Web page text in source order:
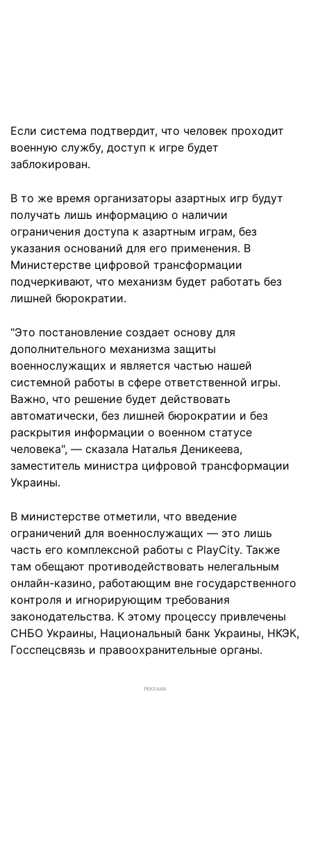
Если система подтвердит, что человек проходит
военную службу, доступ к игре будет
заблокирован.
В то же время организаторы азартных игр будут
получать лишь информацию о наличии
ограничения доступа к азартным играм, без
указания оснований для его применения. В
Министерстве цифровой трансформации
подчеркивают, что механизм будет работать без
лишней бюрократии.
"Это постановление создает основу для
дополнительного механизма защиты
военнослужащих и является частью нашей
системной работы в сфере ответственной игры.
Важно, что решение будет действовать
автоматически, без лишней бюрократии и без
раскрытия информации о военном статусе
человека", — сказала Наталья Деникеева,
заместитель министра цифровой трансформации
Украины.
В министерстве отметили, что введение
ограничений для военнослужащих — это лишь
часть его комплексной работы с PlayCity. Также
там обещают противодействовать нелегальным
онлайн-казино, работающим вне государственного
контроля и игнорирующим требования
законодательства. К этому процессу привлечены
СНБО Украины, Национальный банк Украины, НКЭК,
Госспецсвязь и правоохранительные органы.
РЕКЛАМА